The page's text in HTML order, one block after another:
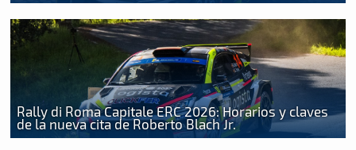
Rally di Roma Capitale ERC 2026: Horarios y claves
de la nueva cita de Roberto Blach Jr.